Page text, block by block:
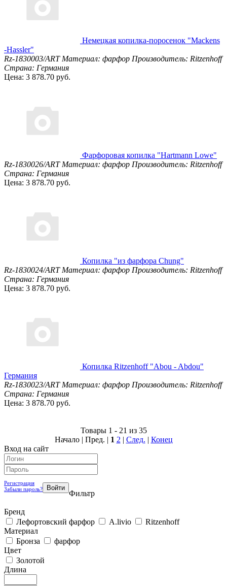
Немецкая копилка-поросенок "Mackens
-Hassler"
Rz-1830003/ART Материал: фарфор Производитель: Ritzenhoff
Страна: Германия
Цена: 3 878.70 руб.
Фарфоровая копилка "Hartmann Lowe"
Rz-1830026/ART Материал: фарфор Производитель: Ritzenhoff
Страна: Германия
Цена: 3 878.70 руб.
Копилка "из фарфора Chung"
Rz-1830024/ART Материал: фарфор Производитель: Ritzenhoff
Страна: Германия
Цена: 3 878.70 руб.
Копилка Ritzenhoff "Abou - Abdou"
Германия
Rz-1830023/ART Материал: фарфор Производитель: Ritzenhoff
Страна: Германия
Цена: 3 878.70 руб.
Товары 1 - 21 из 35
Начало | Пред. | 1 2 | След. | Конец
Вход на сайт
Регистрация
Забыли пароль?
Фильтр
Бренд
Лефортовский фарфор
A.livio
Ritzenhoff
Материал
Бронза
фарфор
Цвет
Золотой
Длина